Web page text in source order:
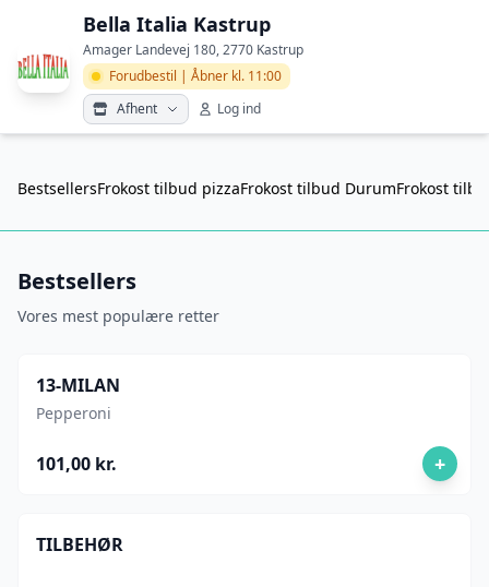
Bella Italia Kastrup
Amager Landevej 180, 2770 Kastrup
Forudbestil | Åbner kl. 11:00
Afhent
Log ind
BestsellersFrokost tilbud pizzaFrokost tilbud DurumFrokost
Bestsellers
Vores mest populære retter
13-MILAN
Pepperoni
101,00 kr. +
TILBEHØR